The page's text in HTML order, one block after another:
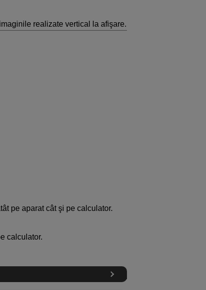
realizate vertical la afişare.
pe aparat cât şi pe calculator.
calculator.